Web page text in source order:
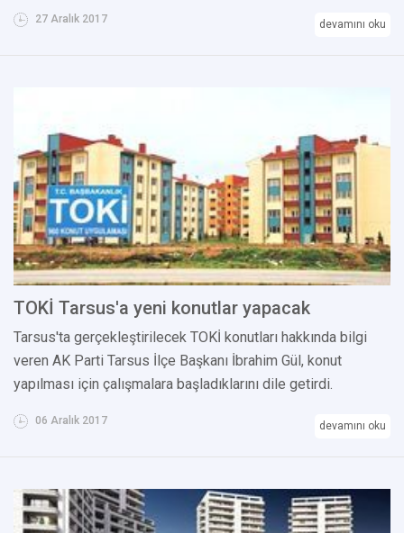
27 Aralık 2017 devamını oku
TOKİ Tarsus'a yeni konutlar yapacak
Tarsus'ta gerçekleştirilecek TOKİ konutları hakkında bilgi
veren AK Parti Tarsus İlçe Başkanı İbrahim Gül, konut
yapılması için çalışmalara başladıklarını dile getirdi.
06 Aralık 2017 devamını oku